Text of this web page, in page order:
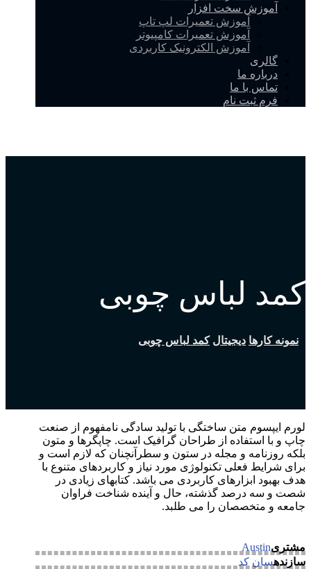
آموزش سخت افزار
آموزش تعمیرات لپ تاپ
آموزش تعمیرات کامپیوتر
آموزش الکترونیک کاربردی
گالری
درباره ما
تماس با ما
فرم ثبت نام
کمد لباس چوبی
نمونه کارها دیجیتال کمد لباس چوبی
لورم ایپسوم متن ساختگی با تولید سادگی نامفهوم از صنعت
چاپ و با استفاده از طراحان گرافیک است. چاپگرها و متون
بلکه روزنامه و مجله در ستون و سطرآنچنان که لازم است و
برای شرایط فعلی تکنولوژی مورد نیاز و کاربردهای متنوع با
هدف بهبود ابزارهای کاربردی می باشد. کتابهای زیادی در
شصت و سه درصد گذشته، حال و آینده شناخت فراوان
جامعه و متخصصان را می طلبد.
مشتریAustin
سازندهسان کد